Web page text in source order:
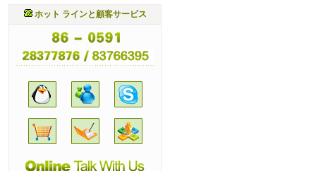
ホット ラインと顧客サービス